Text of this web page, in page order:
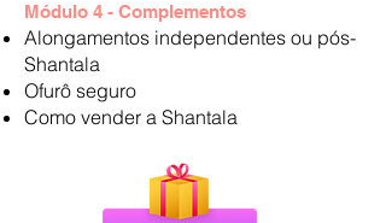
Módulo 4 - Complementos
Alongamentos independentes ou pós-
Shantala
Ofurô seguro
Como vender a Shantala